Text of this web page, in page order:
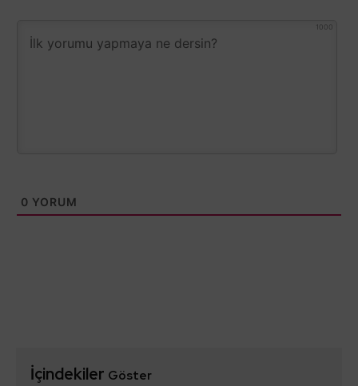
1000
0 YORUM
İçindekiler Göster